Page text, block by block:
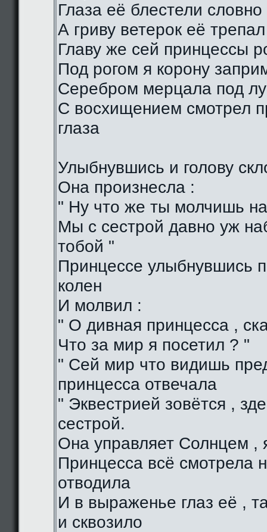
Глаза её блестели
А гриву ветерок её трепал
Главу же сей принцессы
Под рогом я корону
Серебром мерцала под
С восхищением смотрел
глаза
Улыбнувшись и голову
Она произнесла :
" Ну что же ты молчишь
Мы с сестрой давно уж
тобой "
Принцессе улыбнувшись
колен
И молвил :
" О дивная принцесса ,
Что за мир я посетил ? "
" Сей мир что видишь
принцесса отвечала
" Эквестрией зовётся ,
сестрой.
Она управляет Солнцем ,
Принцесса всё смотрела
отводила
И в выраженье глаз её ,
и сквозило